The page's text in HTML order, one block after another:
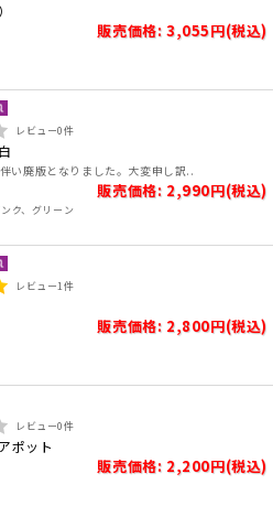
販売価格: 3,055円(税込)
レビュー0件
い廃版となりました。大変申し訳..
販売価格: 2,990円(税込)
ク、グリーン
レビュー1件
販売価格: 2,800円(税込)
レビュー0件
ポット
販売価格: 2,200円(税込)